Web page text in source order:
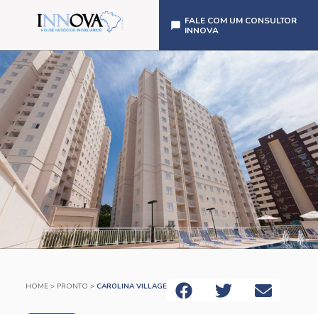
FALE COM UM CONSULTOR
INNOVA
HOME > PRONTO > CAROLINA VILLAGE